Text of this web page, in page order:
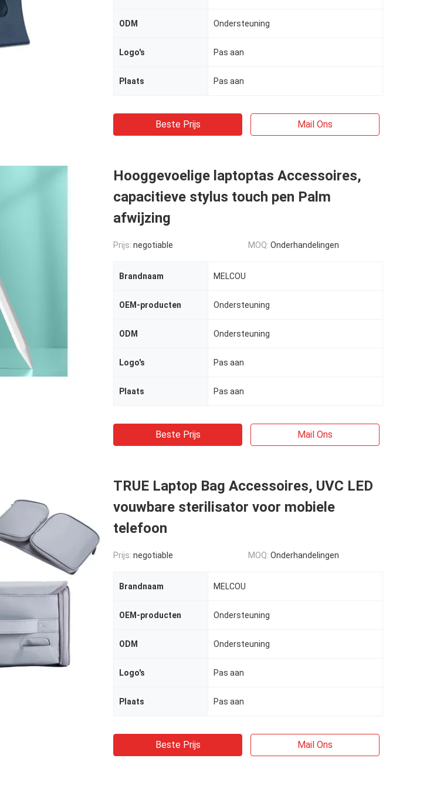
ODM Ondersteuning
Logo's Pas aan
Plaats Pas aan
Beste Prijs Mail Ons
Hooggevoelige laptoptas Accessoires,
capacitieve stylus touch pen Palm
afwijzing
Prijs: negotiable MOQ: Onderhandelingen
Brandnaam MELCOU
OEM-producten Ondersteuning
ODM Ondersteuning
Logo's Pas aan
Plaats Pas aan
Beste Prijs Mail Ons
TRUE Laptop Bag Accessoires, UVC LED
vouwbare sterilisator voor mobiele
telefoon
Prijs: negotiable MOQ: Onderhandelingen
Brandnaam MELCOU
OEM-producten Ondersteuning
ODM Ondersteuning
Logo's Pas aan
Plaats Pas aan
Beste Prijs Mail Ons